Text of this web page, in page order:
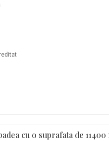
cu o suprafata de 11400